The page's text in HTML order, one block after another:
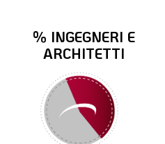
% INGEGNERI E
ARCHITETTI